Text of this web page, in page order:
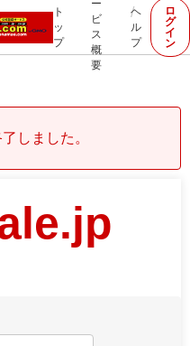
ト
ッ
プ
ー
ビ
ス
概
要
ヘ
ル
プ
ロ
グ
イ
ン
しました。